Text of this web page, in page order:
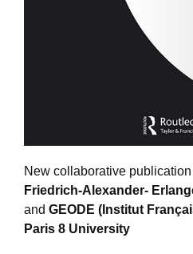
New collaborative
Friedrich-Alexander-
and GEODE (Institut
Paris 8 University